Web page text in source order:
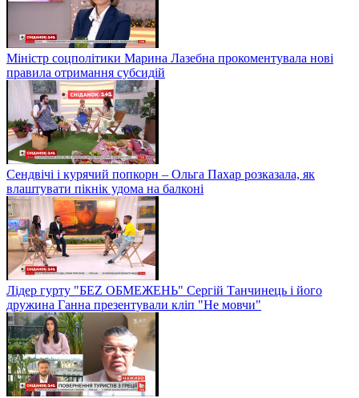
Міністр соцполітики Марина Лазебна прокоментувала нові
правила отримання субсидій
Сендвічі і курячий попкорн – Ольга Пахар розказала, як
влаштувати пікнік удома на балконі
Лідер гурту "БЕZ ОБМЕЖЕНЬ" Сергій Танчинець і його
дружина Ганна презентували кліп "Не мовчи"